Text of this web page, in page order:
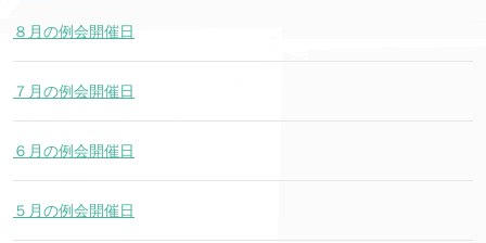
８月の例会開催日
７月の例会開催日
６月の例会開催日
５月の例会開催日